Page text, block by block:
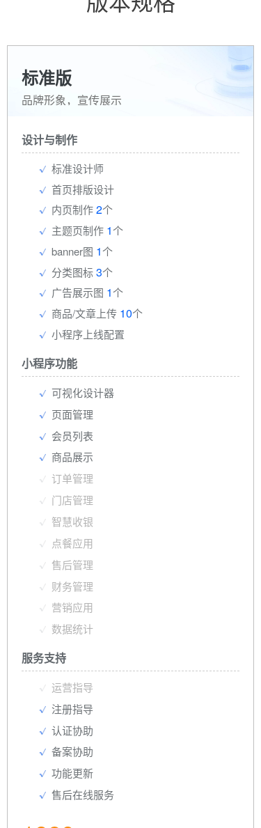
标准版
品牌形象，宣传展示
设计与制作
标准设计师
首页排版设计
内页制作2个
主题页制作 1个
banner图 1个
分类图标3个
广告展示图 1个
商品/文章上传 10个
小程序上线配置
小程序功能
可视化设计器
页面管理
会员列表
商品展示
订单管理
门店管理
智慧收银
点餐应用
售后管理
财务管理
营销应用
数据统计
服务支持
运营指导
注册指导
认证协助
备案协助
功能更新
售后在线服务